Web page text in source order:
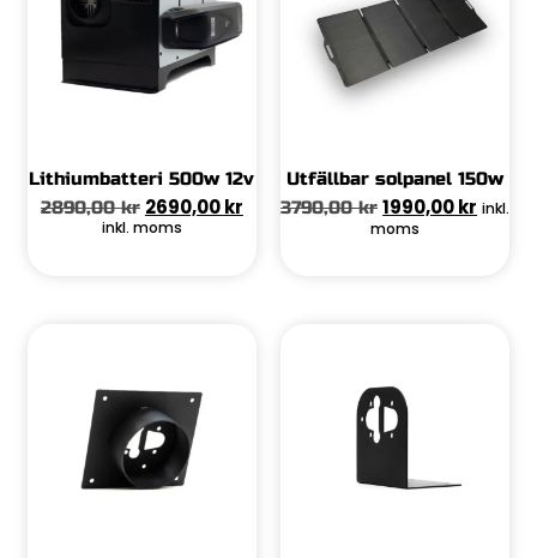
Lithiumbatteri 500w 12v
2890,00kr 2690,00kr
inkl. moms
Utfällbar solpanel 150w
3790,00kr 1990,00kr inkl.
moms